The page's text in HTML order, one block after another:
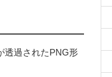
透過されたPNG形